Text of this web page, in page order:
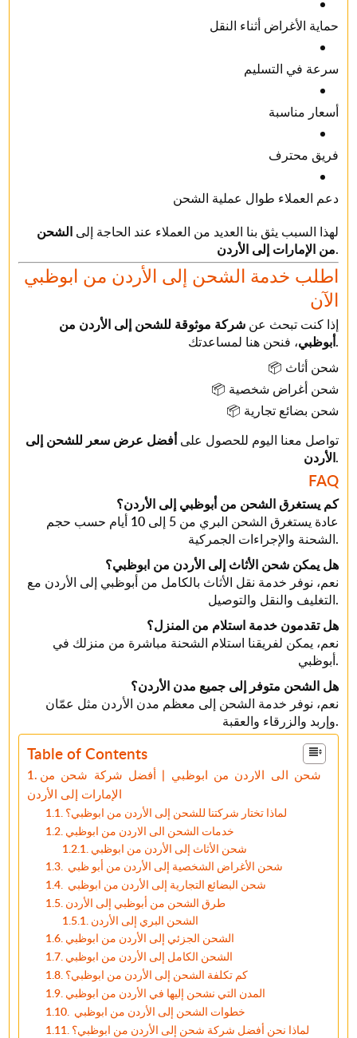
حماية الأغراض أثناء النقل
سرعة في التسليم
أسعار مناسبة
فريق محترف
دعم العملاء طوال عملية الشحن
لهذا السبب يثق بنا العديد من العملاء عند الحاجة إلى الشحن
من الإمارات إلى الأردن.
اطلب خدمة الشحن إلى الأردن من ابوظبي
الآن
إذا كنت تبحث عن شركة موثوقة للشحن إلى الأردن من
أبوظبي، فنحن هنا لمساعدتك.
📦 شحن أثاث
📦 شحن أغراض شخصية
📦 شحن بضائع تجارية
تواصل معنا اليوم للحصول علىأفضل عرض سعر للشحن إلى
الأردن.
FAQ
كم يستغرق الشحن من أبوظبي إلى الأردن؟
عادة يستغرق الشحن البري من 5 إلى 10 أيام حسب حجم
الشحنة والإجراءات الجمركية.
هل يمكن شحن الأثاث إلى الأردن من ابوظبي؟
نعم، نوفر خدمة نقل الأثاث بالكامل من أبوظبي إلى الأردن مع
التغليف والنقل والتوصيل.
هل تقدمون خدمة استلام من المنزل؟
نعم، يمكن لفريقنا استلام الشحنة مباشرة من منزلك في
أبوظبي.
هل الشحن متوفر إلى جميع مدن الأردن؟
نعم، نوفر خدمة الشحن إلى معظم مدن الأردن مثل عمّان
وإربد والزرقاء والعقبة.
Table of Contents
شحن الى الاردن من ابوظبي | أفضل شركة شحن من
الإمارات إلى الأردن
لماذا تختار شركتنا للشحن إلى الأردن من ابوظبي؟
خدمات الشحن الى الاردن من ابوظبي
شحن الأثاث إلى الأردن من ابوظبي
شحن الأغراض الشخصية إلى الأردن من أبو ظبي
شحن البضائع التجارية إلى الأردن من ابوظبي
طرق الشحن من أبوظبي إلى الأردن
الشحن البري إلى الأردن
الشحن الجزئي إلى الأردن من ابوظبي
الشحن الكامل إلى الأردن من ابوظبي
كم تكلفة الشحن إلى الأردن من ابوظبي؟
المدن التي نشحن إليها في الأردن من ابوظبي
خطوات الشحن إلى الأردن من ابوظبي
لماذا نحن أفضل شركة شحن إلى الأردن من ابوظبي؟